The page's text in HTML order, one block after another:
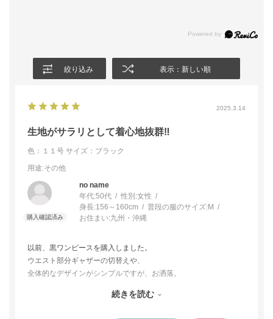
絞り込み 表示：新しい順
2025.3.14
生地がサラリとして着心地抜群‼️
色：１１号 サイズ：ブラック
用途:その他
no name
年代:50代 性別:女性
身長:156～160cm 普段の服のサイズ:M
お住まい:九州・沖縄
以前、黒ワンピースを購入しました。
ウエスト部分ギャザーの切替えや、
全体的なデザインがシンプルですが、お洒落。
2着目に、このツーピースを購入しました。
続きを読む